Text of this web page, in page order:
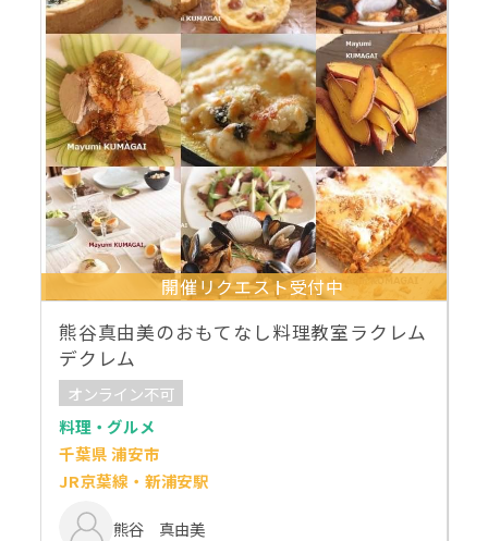
開催リクエスト受付中
熊谷真由美のおもてなし料理教室ラクレム
デクレム
オンライン不可
料理・グルメ
千葉県 浦安市
JR京葉線・新浦安駅
熊谷 真由美